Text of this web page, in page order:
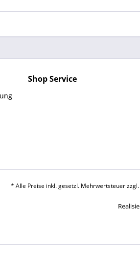
Shop Service
* Alle Preise inkl. gesetzl. Mehrwertsteuer zzgl.